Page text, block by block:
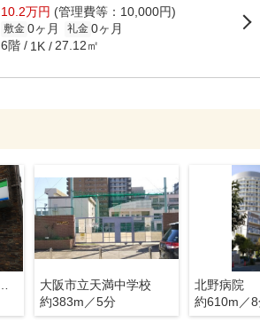
10.2万円 (管理費等：10,000円)
敷金 0ヶ月 礼金 0ヶ月
6階 1K 27.12㎡
大阪市立天満中学校
約383m／5分
北野病院
約610m／